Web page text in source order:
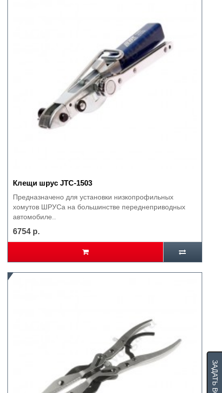
Клещи шрус JTC-1503
Предназначено для установки низкопрофильных
хомутов ШРУСа на большинстве переднеприводных
автомобиле..
6754 р.